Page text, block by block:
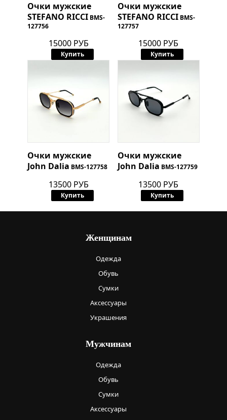
Очки мужские
STEFANO RICCI BMS-
127756
15000 РУБ
Купить
Очки мужские
STEFANO RICCI BMS-
127757
15000 РУБ
Купить
Очки мужские
John Dalia BMS-127758
13500 РУБ
Купить
Очки мужские
John Dalia BMS-127759
13500 РУБ
Купить
Женщинам
Одежда
Обувь
Сумки
Аксессуары
Украшения
Мужчинам
Одежда
Обувь
Сумки
Аксессуары